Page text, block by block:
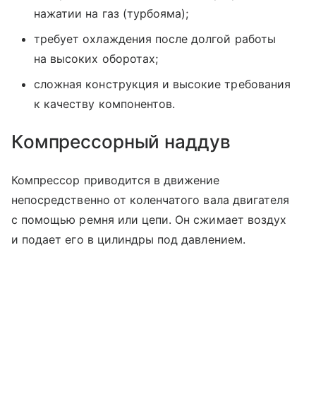
нажатии на газ (турбояма);
требует охлаждения после долгой работы
на высоких оборотах;
сложная конструкция и высокие требования
к качеству компонентов.
Компрессорный наддув
Компрессор приводится в движение
непосредственно от коленчатого вала двигателя
с помощью ремня или цепи. Он сжимает воздух
и подает его в цилиндры под давлением.